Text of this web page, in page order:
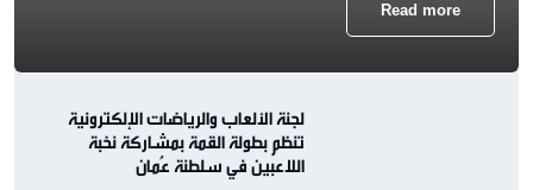
Read more
لجنة الألعاب والرياضات الإلكترونية
تنظم بطولة القمة بمشاركة نخبة
اللاعبين في سلطنة عُمان